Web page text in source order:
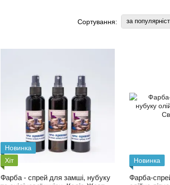
Сортування: за
Новинка
Хіт
Фарба - спрей для замші, нубуку
Новинка
Фарба-